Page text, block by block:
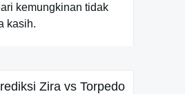
kemungkinan tidak
kasih.
Zira vs Torpedo